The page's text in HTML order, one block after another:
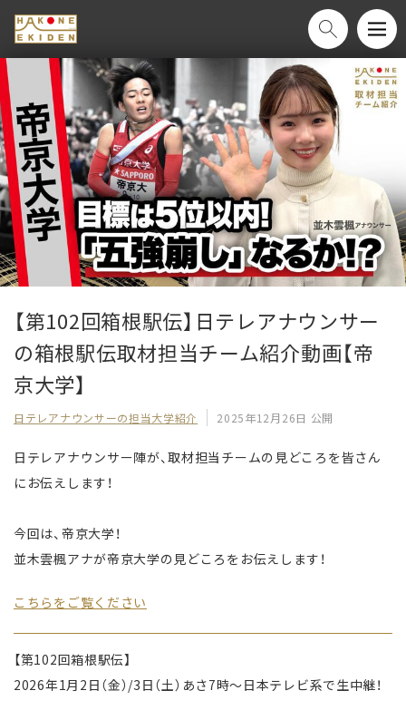
【第102回箱根駅伝】日テレアナウンサー
の箱根駅伝取材担当チーム紹介動画【帝
京大学】
日テレアナウンサーの担当大学紹介 2025年12月26日 公開
日テレアナウンサー陣が、取材担当チームの見どころを皆さん
にお伝えします！
今回は、帝京大学！
並木雲楓アナが帝京大学の見どころをお伝えします！
こちらをご覧ください
【第102回箱根駅伝】
2026年1月2日（金）/3日（土）あさ7時〜日本テレビ系で生中継！